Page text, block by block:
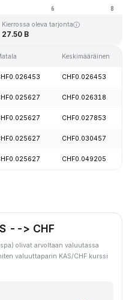
Kierrossa oleva tarjonta
27.50 B
Keskimääräinen
CHF0.026453
CHF0.026318
CHF0.027853
CHF0.030457
CHF0.049205
--> CHF
olivat arvoltaan valuutassa
valuuttaparin KAS/CHF kurssi